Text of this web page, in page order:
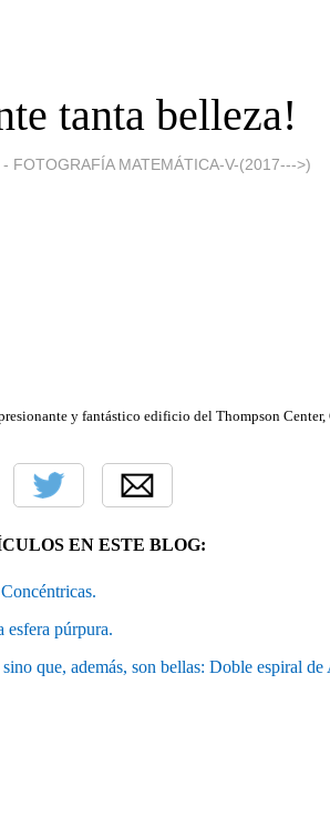
tanta belleza!
- FOTOGRAFÍA MATEMÁTICA-V-(2017--->)
y fantástico edificio del Thompson
EN ESTE BLOG:
Concéntricas.
esfera púrpura.
que, además, son bellas: Doble espiral de